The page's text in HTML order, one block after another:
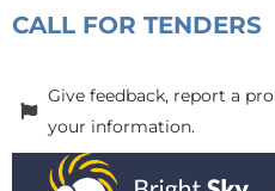
CALL FOR TENDERS
Give feedback, report a
your information.